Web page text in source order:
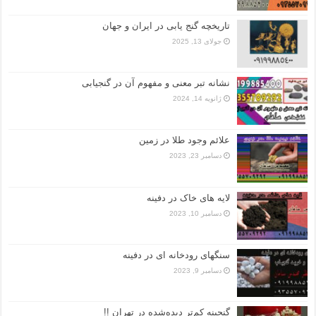
تاریخچه گنج‌ یابی در ایران و جهان
جولای 13, 2025
نشانه تبر معنی و مفهوم آن در گنجیابی
ژانویه 14, 2024
علائم وجود طلا در زمین
دسامبر 23, 2023
لایه های خاک در دفینه
دسامبر 10, 2023
سنگهای رودخانه ای در دفینه
دسامبر 9, 2023
گنجینه کم‌تر دیده‌شده در تهران !!